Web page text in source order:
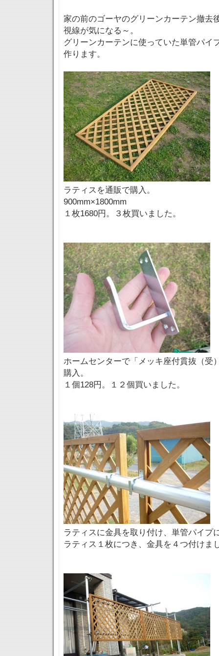
家の前のゴーヤのグリーンカーテン撤去
視線が気になる～。
グリーンカーテンに使っていた単管パイ
作ります。
ラティスを通販で購入。
900mm×1800mm
１枚1680円。３枚買いました。
ホームセンターで「メッキ座付貫抜（受
購入。
１個128円。１２個買いました。
ラティスに金具を取り付け、単管パイプ
ラティス１枚につき、金具を４つ付けま